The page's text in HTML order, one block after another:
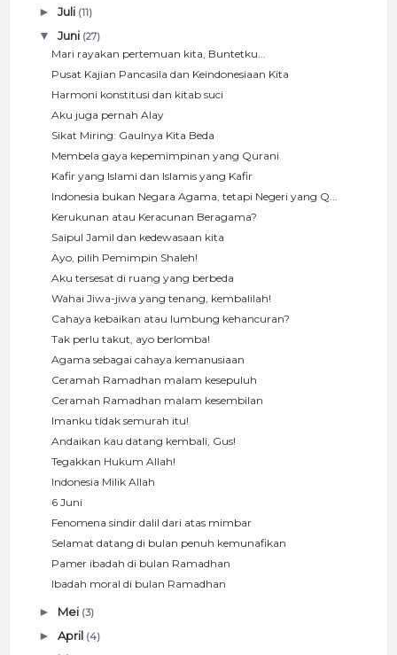
► Juli (11)
▼ Juni (27)
Mari rayakan pertemuan kita, Buntetku...
Pusat Kajian Pancasila dan Keindonesiaan Kita
Harmoni konstitusi dan kitab suci
Aku juga pernah Alay
Sikat Miring: Gaulnya Kita Beda
Membela gaya kepemimpinan yang Qurani
Kafir yang Islami dan Islamis yang Kafir
Indonesia bukan Negara Agama, tetapi Negeri yang Q...
Kerukunan atau Keracunan Beragama?
Saipul Jamil dan kedewasaan kita
Ayo, pilih Pemimpin Shaleh!
Aku tersesat di ruang yang berbeda
Wahai Jiwa-jiwa yang tenang, kembalilah!
Cahaya kebaikan atau lumbung kehancuran?
Tak perlu takut, ayo berlomba!
Agama sebagai cahaya kemanusiaan
Ceramah Ramadhan malam kesepuluh
Ceramah Ramadhan malam kesembilan
Imanku tidak semurah itu!
Andaikan kau datang kembali, Gus!
Tegakkan Hukum Allah!
Indonesia Milik Allah
6 Juni
Fenomena sindir dalil dari atas mimbar
Selamat datang di bulan penuh kemunafikan
Pamer ibadah di bulan Ramadhan
Ibadah moral di bulan Ramadhan
► Mei (3)
► April (4)